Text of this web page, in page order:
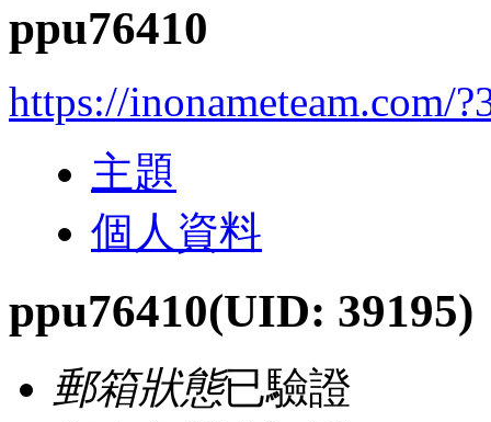
ppu76410
https://inonameteam.com/
主題
個人資料
ppu76410(UID: 39195)
郵箱狀態已驗證